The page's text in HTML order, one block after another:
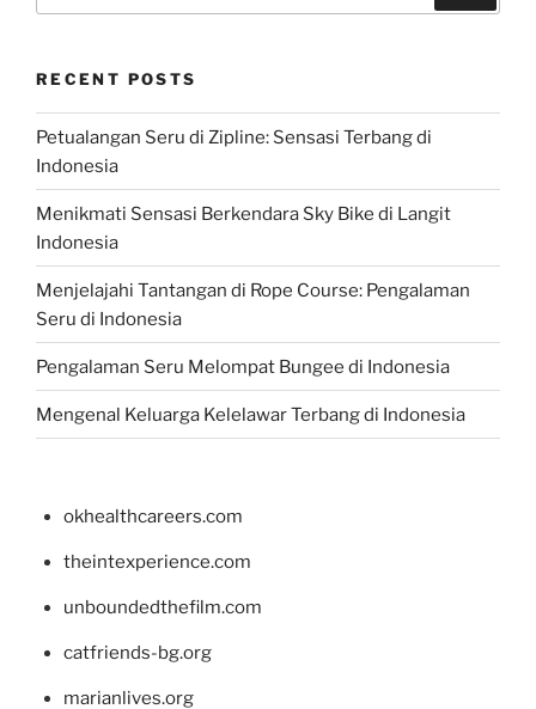
RECENT POSTS
Petualangan Seru di Zipline: Sensasi Terbang di
Indonesia
Menikmati Sensasi Berkendara Sky Bike di Langit
Indonesia
Menjelajahi Tantangan di Rope Course: Pengalaman
Seru di Indonesia
Pengalaman Seru Melompat Bungee di Indonesia
Mengenal Keluarga Kelelawar Terbang di Indonesia
okhealthcareers.com
theintexperience.com
unboundedthefilm.com
catfriends-bg.org
marianlives.org